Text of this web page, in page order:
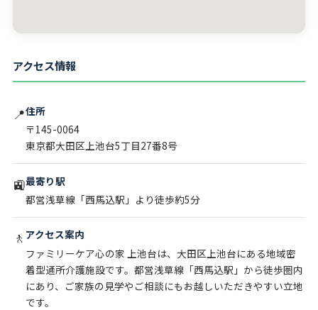
アクセス情報
📍住所
〒145-0064
東京都大田区上池台5丁目27番8号
🚉最寄り駅
都営浅草線「西馬込駅」より徒歩約5分
🚶 アクセス案内
ファミリーケア心の家 上池台は、大田区上池台にある地域密
着型通所介護施設です。都営浅草線「西馬込駅」から徒歩圏内
にあり、ご家族の見学やご相談にもお越しいただきやすい立地
です。